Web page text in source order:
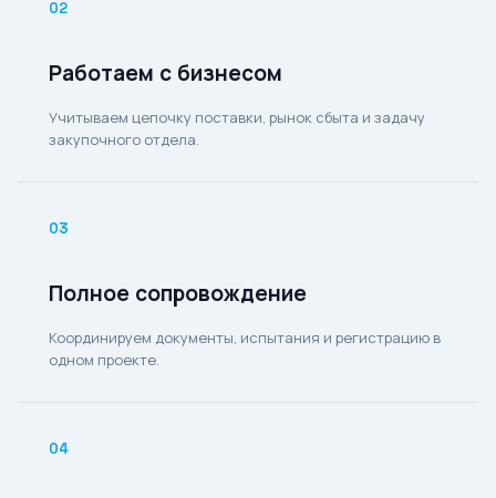
02
Работаем с бизнесом
Учитываем цепочку поставки, рынок сбыта и задачу
закупочного отдела.
03
Полное сопровождение
Координируем документы, испытания и регистрацию в
одном проекте.
04